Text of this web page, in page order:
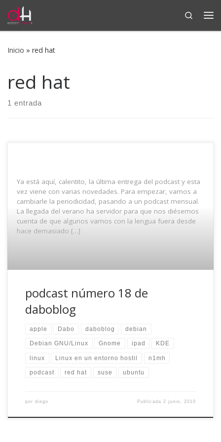
Saltar al contenido
Search
Inicio » red hat
red hat
1 entrada
Ya está aquí, calentito, la última entrega del podcast y esta
vez viene con varias novedades. Para empezar, vamos a
cambiarle la periodicidad, pasando a un podcast mensual.
La llegada del verano ha servidor para que nos diésemos
cuenta de que algunos vamos con la lengua fuera desde
hace demasiado […]
podcast número 18 de
daboblog
apple Dabo daboblog debian
Debian GNU/Linux Gnome ipad KDE
linux Linux en un entorno hostil n1mh
podcast red hat suse ubuntu
por diego Publicada 2 junio, 2010